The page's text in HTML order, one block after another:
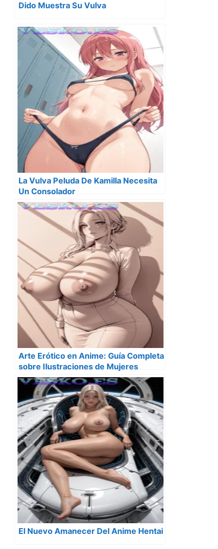
Dido Muestra Su Vulva
La Vulva Peluda De Kamilla Necesita
Un Consolador
Arte Erótico en Anime: Guía Completa
sobre Ilustraciones de Mujeres
Desnudas Estilo Anime
El Nuevo Amanecer Del Anime Hentai